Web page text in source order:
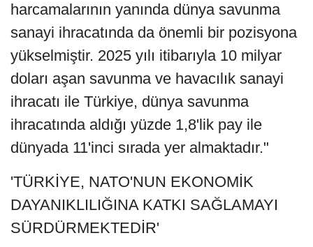
harcamalarının yanında dünya savunma
sanayi ihracatında da önemli bir pozisyona
yükselmiştir. 2025 yılı itibarıyla 10 milyar
doları aşan savunma ve havacılık sanayi
ihracatı ile Türkiye, dünya savunma
ihracatında aldığı yüzde 1,8'lik pay ile
dünyada 11'inci sırada yer almaktadır."
'TÜRKİYE, NATO'NUN EKONOMİK
DAYANIKLILIĞINA KATKI SAĞLAMAYI
SÜRDÜRMEKTEDİR'